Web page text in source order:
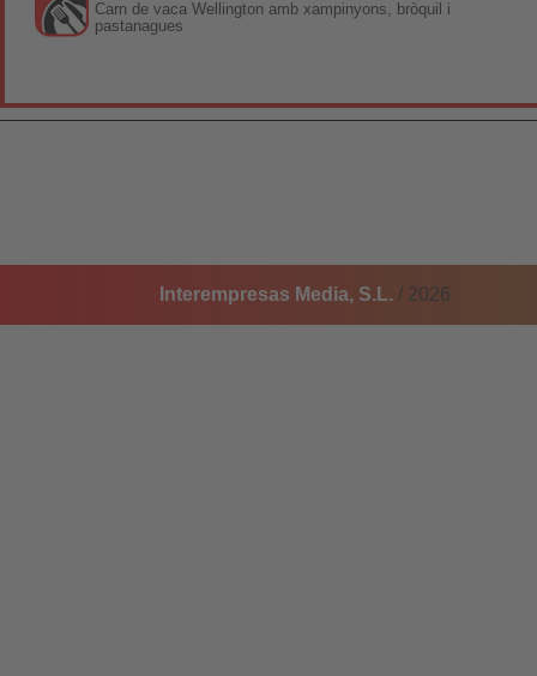
Carn de vaca Wellington amb xampinyons, bròquil i
pastanagues
Interempresas Media, S.L. / 2026